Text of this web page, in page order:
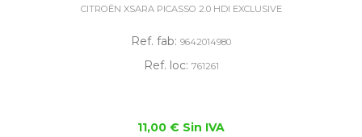
CITROËN XSARA PICASSO 2.0 HDI EXCLUSIVE
Ref. fab: 9642014980
Ref. loc: 761261
11,00 € Sin IVA